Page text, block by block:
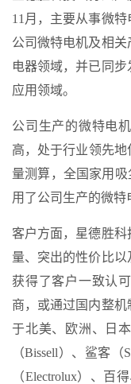
11月，主要从事微特
公司微特电机及相
电器领域，并已同
应用领域。
公司生产的微特电
高，处于行业领先地
量测算，全国家用
用了公司生产的微特
客户方面，星德胜
量、突出的性价比
获得了客户一致认
商，或通过国内整
于北美、欧洲、日
（Bissell）、鲨客
（Electrolux）、百